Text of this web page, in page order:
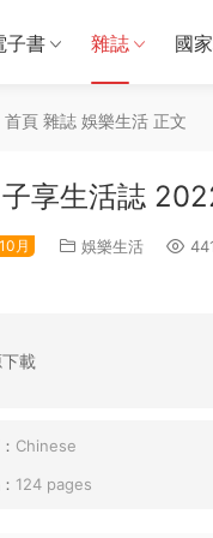
子書 雜誌 國
首頁 雜誌 娛樂生活 正文
享生活誌
月 娛樂生活
載
Chinese
124 pages